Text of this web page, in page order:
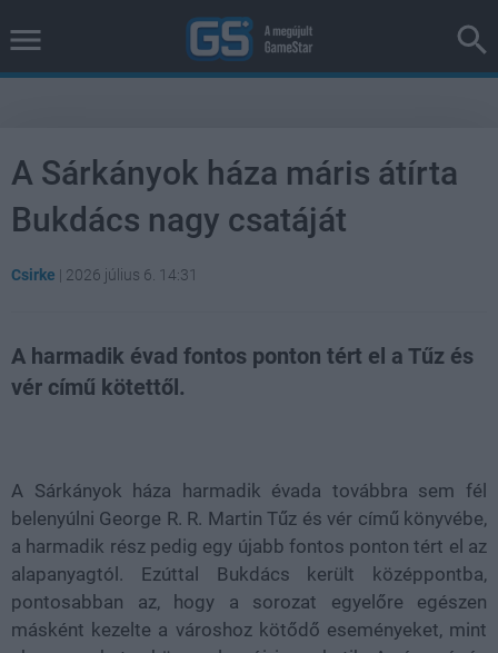
A Sárkányok háza máris átírta
Bukdács nagy csatáját
Csirke | 2026 július 6. 14:31
A harmadik évad fontos ponton tért el a Tűz és
vér című kötettől.
A Sárkányok háza harmadik évada továbbra sem fél
belenyúlni George R. R. Martin Tűz és vér című könyvébe,
a harmadik rész pedig egy újabb fontos ponton tért el az
alapanyagtól. Ezúttal Bukdács került középpontba,
pontosabban az, hogy a sorozat egyelőre egészen
másként kezelte a városhoz kötődő eseményeket, mint